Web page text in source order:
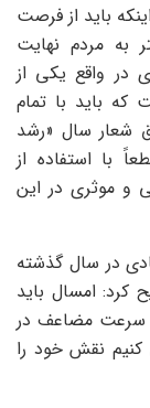
باید از فرصت
مردم نهایت
در واقع یکی از
که باید با تمام
شعار سال «رشد
با استفاده از
و موثری در این
در سال گذشته
کرد: امسال باید
سرعت مضاعف در
کنیم نقش خود را